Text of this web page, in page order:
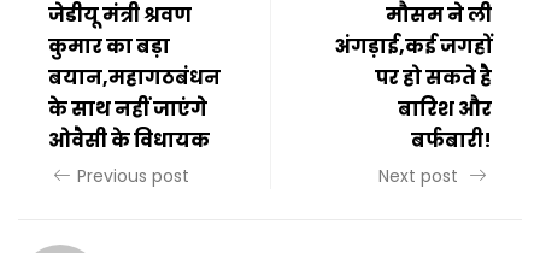
जेडीयू मंत्री श्रवण
कुमार का बड़ा
बयान,महागठबंधन
के साथ नहीं जाएंगे
ओवैसी के विधायक
Previous post
मौसम ने ली
अंगड़ाई,कई जगहों
पर हो सकते है
बारिश और
बर्फबारी!
Next post